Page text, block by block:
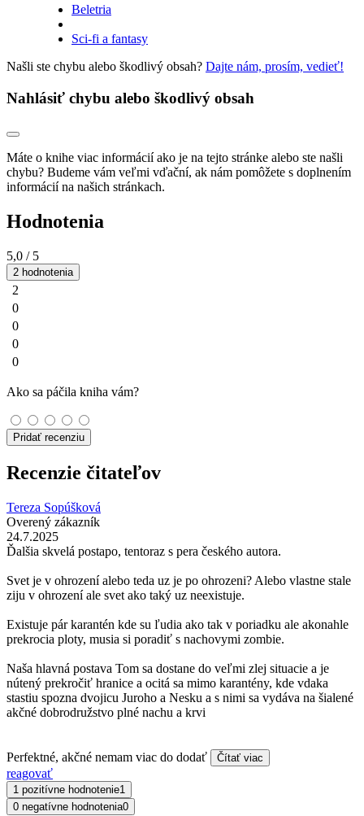
Beletria
Sci-fi a fantasy
Našli ste chybu alebo škodlivý obsah? Dajte nám, prosím, vedieť!
Nahlásiť chybu alebo škodlivý obsah
Máte o knihe viac informácií ako je na tejto stránke alebo ste našli
chybu? Budeme vám veľmi vďační, ak nám pomôžete s doplnením
informácií na našich stránkach.
Hodnotenia
5,0 / 5
2 hodnotenia
2
0
0
0
0
Ako sa páčila kniha vám?
Pridať recenziu
Recenzie čitateľov
Tereza Sopúšková
Overený zákazník
24.7.2025
Ďalšia skvelá postapo, tentoraz s pera českého autora.
Svet je v ohrození alebo teda uz je po ohrozeni? Alebo vlastne stale
ziju v ohrození ale svet ako taký uz neexistuje.
Existuje pár karantén kde su ľudia ako tak v poriadku ale akonahle
prekrocia ploty, musia si poradiť s nachovymi zombie.
Naša hlavná postava Tom sa dostane do veľmi zlej situacie a je
nútený prekročiť hranice a ocitá sa mimo karantény, kde vdaka
stastiu spozna dvojicu Juroho a Nesku a s nimi sa vydáva na šialené
akčné dobrodružstvo plné nachu a krvi
Perfektné, akčné nemam viac do dodať Čítať viac
reagovať
1 pozitívne hodnotenie1
0 negatívne hodnotenia0